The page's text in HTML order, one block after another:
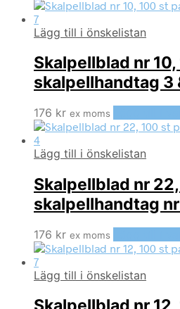
Lägg till i önskelistan
Skalpellblad nr
skalpellhandtag 3
176 kr ex moms
Lägg till i önskelistan
Skalpellblad nr
skalpellhandtag
176 kr ex moms
Lägg till i önskelistan